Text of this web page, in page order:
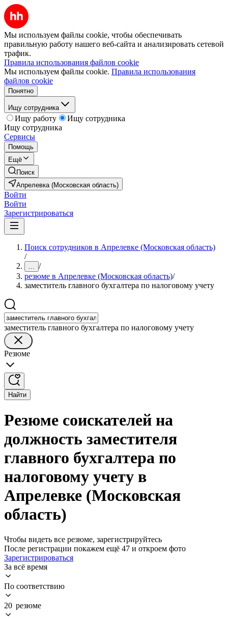
Мы используем файлы cookie, чтобы обеспечивать
правильную работу нашего веб-сайта и анализировать сетевой
трафик.
Правила использования файлов cookie
Мы используем файлы cookie. Правила использования
файлов cookie
Понятно
Ищу сотрудника
Ищу работу
Ищу сотрудника
Ищу сотрудника
Сервисы
Помощь
Ещё
Поиск
Апрелевка (Московская область)
Войти
Войти
Зарегистрироваться
Поиск сотрудников в Апрелевке (Московская область)
/
... /
резюме в Апрелевке (Московская область)/
заместитель главного бухгалтера по налоговому учету
заместитель главного бухгалтера по налоговому учету
Резюме
Найти
Резюме соискателей на
должность заместителя
главного бухгалтера по
налоговому учету в
Апрелевке (Московская
область)
Чтобы видеть все резюме, зарегистрируйтесь
После регистрации покажем ещё 47 и откроем фото
Зарегистрироваться
За всё время
По соответствию
20 резюме